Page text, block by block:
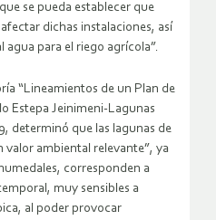
se pueda establecer que
dichas instalaciones, así
para el riego agrícola”.
“Lineamientos de un Plan de
Estepa Jeinimeni-Lagunas
determinó que las lagunas de
valor ambiental relevante”, ya
corresponden a
muy sensibles a
al poder provocar